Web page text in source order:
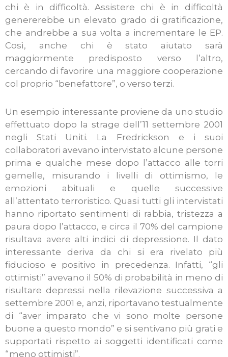
chi è in difficoltà. Assistere chi è in difficoltà
genererebbe un elevato grado di gratificazione,
che andrebbe a sua volta a incrementare le EP.
Così, anche chi è stato aiutato sarà
maggiormente predisposto verso l’altro,
cercando di favorire una maggiore cooperazione
col proprio “benefattore”, o verso terzi.
Un esempio interessante proviene da uno studio
effettuato dopo la strage dell’11 settembre 2001
negli Stati Uniti. La Fredrickson e i suoi
collaboratori avevano intervistato alcune persone
prima e qualche mese dopo l’attacco alle torri
gemelle, misurando i livelli di ottimismo, le
emozioni abituali e quelle successive
all’attentato terroristico. Quasi tutti gli intervistati
hanno riportato sentimenti di rabbia, tristezza a
paura dopo l’attacco, e circa il 70% del campione
risultava avere alti indici di depressione. Il dato
interessante deriva da chi si era rivelato più
fiducioso e positivo in precedenza. Infatti, “gli
ottimisti” avevano il 50% di probabilità in meno di
risultare depressi nella rilevazione successiva a
settembre 2001 e, anzi, riportavano testualmente
di “aver imparato che vi sono molte persone
buone a questo mondo” e si sentivano più grati e
supportati rispetto ai soggetti identificati come
“meno ottimisti”.